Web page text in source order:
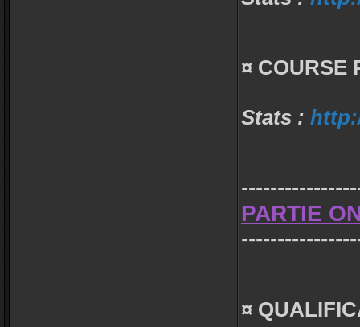
¤ COURSE
Stats :
PARTIE
¤